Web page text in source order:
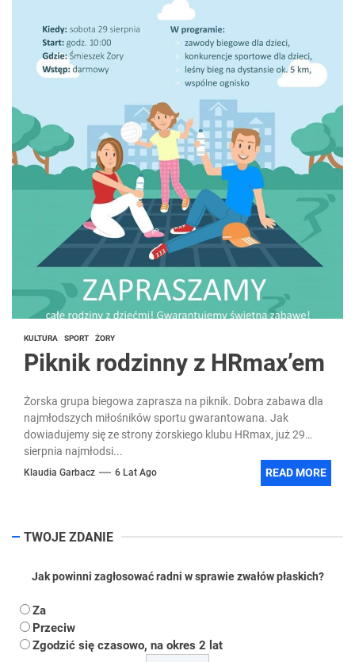
KULTURA SPORT ŻORY
Piknik rodzinny z HRmax’em
Żorska grupa biegowa zaprasza na piknik. Dobra zabawa dla
najmłodszych miłośników sportu gwarantowana. Jak
dowiadujemy się ze strony żorskiego klubu HRmax, już 29
sierpnia najmłodsi...
Klaudia Garbacz 6 Lat Ago READ MORE
TWOJE ZDANIE
Jak powinni zagłosować radni w sprawie zwałów płaskich?
Za
Przeciw
Zgodzić się czasowo, na okres 2 lat